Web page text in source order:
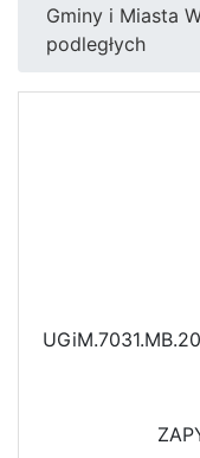
Gminy i Miasta
podległych